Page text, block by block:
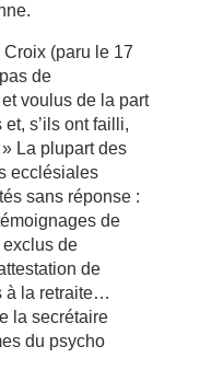
Croix (paru le 17
de
voulus de la part
s’ils ont failli,
» La plupart des
ecclésiales
sans réponse :
de
de
de
à la retraite…
la secrétaire
du psycho